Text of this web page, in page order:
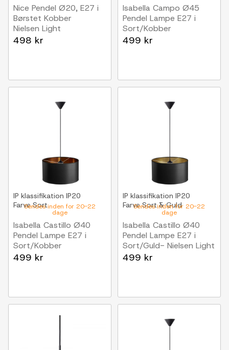
Nice Pendel Ø20, E27 i
Børstet Kobber
Nielsen Light
498 kr
Isabella Campo Ø45
Pendel Lampe E27 i
Sort/Kobber
Nielsen Light
499 kr
Sendes inden for 20-22
dage
IP klassifikation IP20
FarveSort
Isabella Castillo Ø40
Pendel Lampe E27 i
Sort/Kobber
Nielsen Light
499 kr
Sendes inden for 20-22
dage
IP klassifikation IP20
FarveSort & Guld
Isabella Castillo Ø40
Pendel Lampe E27 i
Sort/Guld- Nielsen Light
499 kr